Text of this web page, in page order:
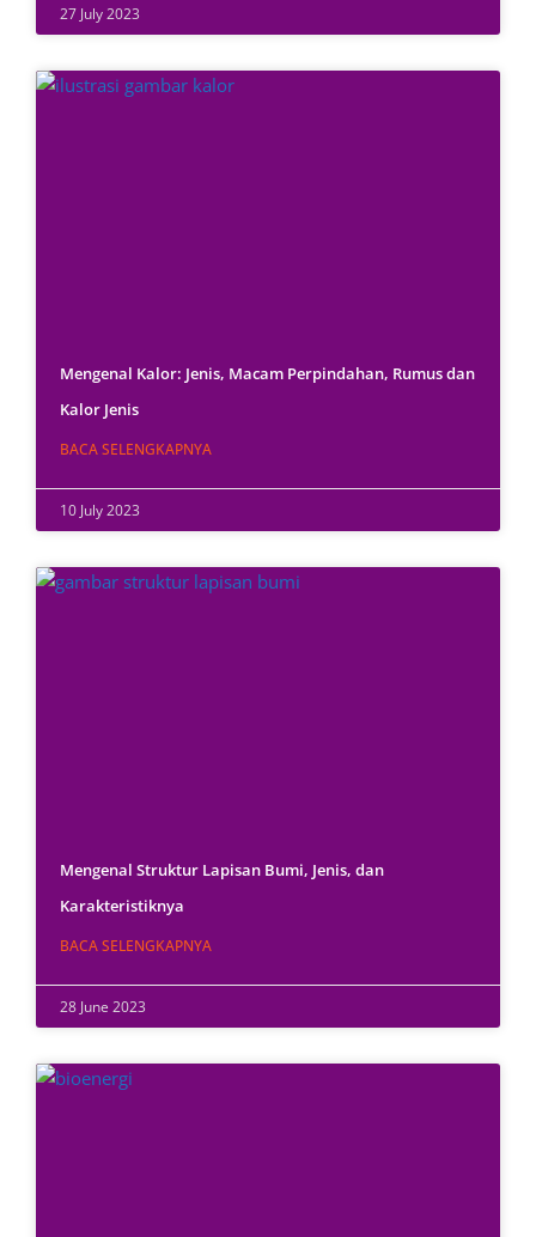
27 July 2023
Mengenal Kalor: Jenis, Macam Perpindahan, Rumus dan
Kalor Jenis
BACA SELENGKAPNYA
10 July 2023
Mengenal Struktur Lapisan Bumi, Jenis, dan
Karakteristiknya
BACA SELENGKAPNYA
28 June 2023